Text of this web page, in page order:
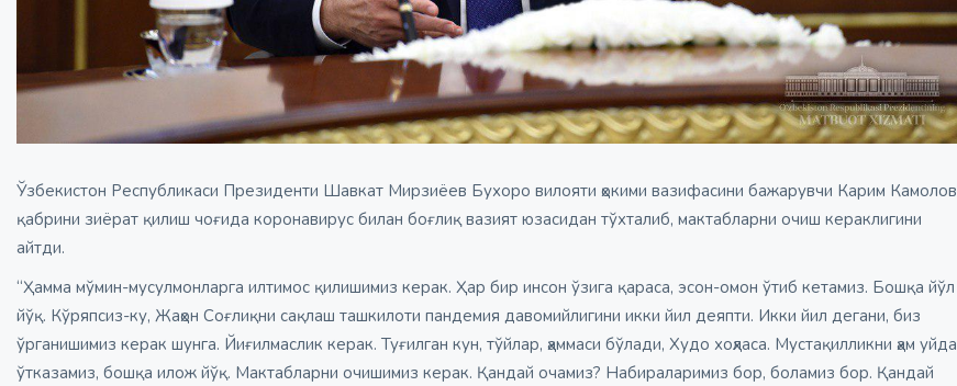
Ўзбекистон Республикаси Президенти Шавкат Мирзиёев Бухоро вилояти ҳокими вазифасини бажарувчи Карим Камолов
қабрини зиёрат қилиш чоғида коронавирус билан боғлиқ вазият юзасидан тўхталиб, мактабларни очиш кераклигини
айтди.
“Ҳамма мўмин-мусулмонларга илтимос қилишимиз керак. Ҳар бир инсон ўзига қараса, эсон-омон ўтиб кетамиз. Бошқа йўл
йўқ. Кўряпсиз-ку, Жаҳон Соғлиқни сақлаш ташкилоти пандемия давомийлигини икки йил деяпти. Икки йил дегани, биз
ўрганишимиз керак шунга. Йиғилмаслик керак. Туғилган кун, тўйлар, ҳаммаси бўлади, Худо хоҳласа. Мустақилликни ҳам уйда
ўтказамиз, бошқа илож йўқ. Мактабларни очишимиз керак. Қандай очамиз? Набираларимиз бор, боламиз бор. Қандай